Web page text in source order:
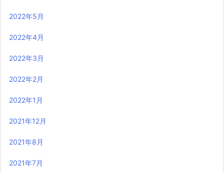
2022年5月
2022年4月
2022年3月
2022年2月
2022年1月
2021年12月
2021年8月
2021年7月